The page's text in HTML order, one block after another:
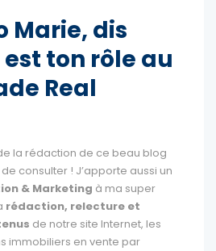
Marie, dis
ton rôle au
Real
la rédaction de ce beau blog
consulter ! J’apporte aussi un
& Marketing à ma super
rédaction, relecture et
de notre site Internet, les
immobiliers en vente par